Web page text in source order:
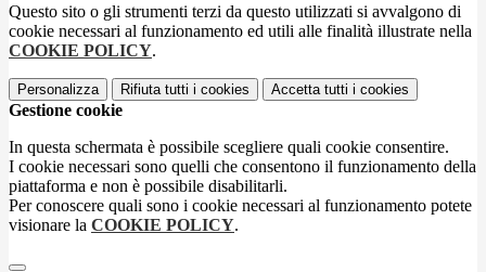
Questo sito o gli strumenti terzi da questo utilizzati si avvalgono di
cookie necessari al funzionamento ed utili alle finalità illustrate nella
COOKIE POLICY.
Personalizza Rifiuta tutti i cookies Accetta tutti i cookies
Gestione cookie
In questa schermata è possibile scegliere quali cookie consentire.
I cookie necessari sono quelli che consentono il funzionamento della
piattaforma e non è possibile disabilitarli.
Per conoscere quali sono i cookie necessari al funzionamento potete
visionare la COOKIE POLICY.